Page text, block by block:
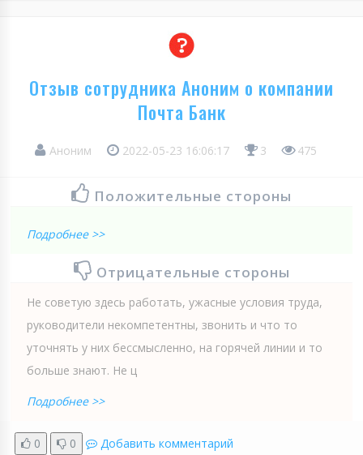
Отзыв сотрудника Аноним о компании
Почта Банк
Аноним 2022-05-23 16:06:17 3 475
Положительные стороны
Подробнее >>
Отрицательные стороны
Не советую здесь работать, ужасные условия труда,
руководители некомпетентны, звонить и что то
уточнять у них бессмысленно, на горячей линии и то
больше знают. Не ц
Подробнее >>
0 0 Добавить комментарий